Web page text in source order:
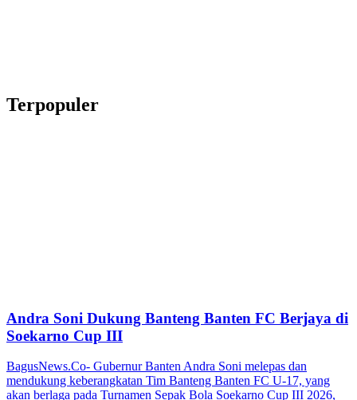
Terpopuler
Andra Soni Dukung Banteng Banten FC Berjaya di
Soekarno Cup III
BagusNews.Co- Gubernur Banten Andra Soni melepas dan
mendukung keberangkatan Tim Banteng Banten FC U-17, yang
akan berlaga pada Turnamen Sepak Bola Soekarno Cup III 2026,